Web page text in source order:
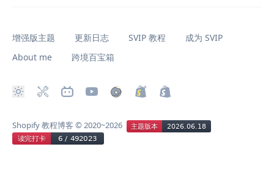
增强版主题 更新日志 SVIP 教程
成为 SVIP
About me
跨境百宝箱
Shopify 教程博客 © 2020~2026